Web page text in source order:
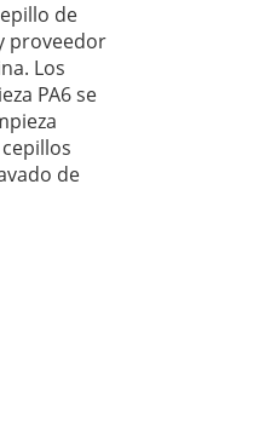
de
proveedor
Los
PA6 se
de